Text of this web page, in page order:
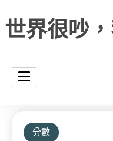
世界很吵
分數